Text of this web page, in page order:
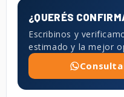
¿QUERÉS
Escribinos y
estimado y la mejor